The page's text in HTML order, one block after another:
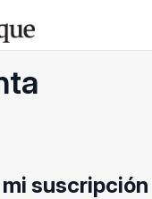
suscripción